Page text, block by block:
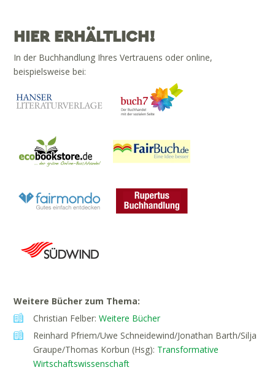
HIER ERHÄLTLICH!
In der Buchhandlung Ihres Vertrauens oder online,
beispielsweise bei:
Weitere Bücher zum Thema:
Christian Felber:Weitere Bücher
Reinhard Pfriem/Uwe Schneidewind/Jonathan Barth/Silja
Graupe/Thomas Korbun (Hsg): Transformative
Wirtschaftswissenschaft